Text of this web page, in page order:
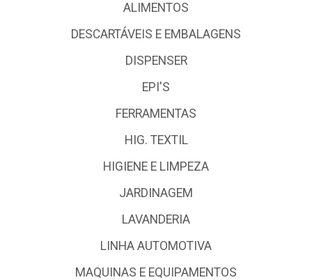
ALIMENTOS
DESCARTÁVEIS E EMBALAGENS
DISPENSER
EPI'S
FERRAMENTAS
HIG. TEXTIL
HIGIENE E LIMPEZA
JARDINAGEM
LAVANDERIA
LINHA AUTOMOTIVA
MAQUINAS E EQUIPAMENTOS